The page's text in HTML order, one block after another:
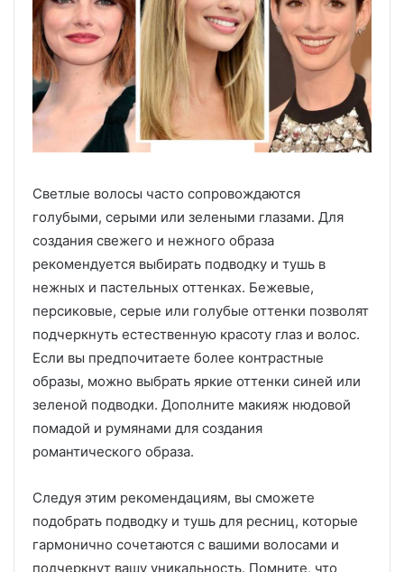
Светлые волосы часто сопровождаются
голубыми, серыми или зелеными глазами. Для
создания свежего и нежного образа
рекомендуется выбирать подводку и тушь в
нежных и пастельных оттенках. Бежевые,
персиковые, серые или голубые оттенки позволят
подчеркнуть естественную красоту глаз и волос.
Если вы предпочитаете более контрастные
образы, можно выбрать яркие оттенки синей или
зеленой подводки. Дополните макияж нюдовой
помадой и румянами для создания
романтического образа.
Следуя этим рекомендациям, вы сможете
подобрать подводку и тушь для ресниц, которые
гармонично сочетаются с вашими волосами и
подчеркнут вашу уникальность. Помните, что